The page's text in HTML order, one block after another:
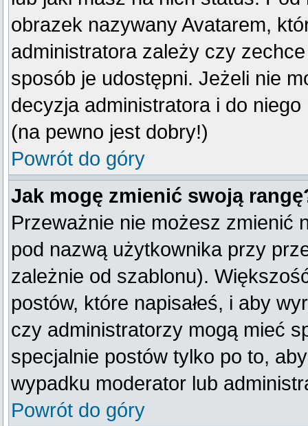
obrazek nazywany Avatarem,
administratora zależy czy
sposób je udostępni. Jeżeli nie
decyzja administratora i do
(na pewno jest dobry!)
Powrót do góry
Jak mogę zmienić swoją
Przeważnie nie możesz zmienić
pod nazwą użytkownika przy
zależnie od szablonu).
postów, które napisałeś, i aby
czy administratorzy mogą mieć
specjalnie postów tylko po to,
wypadku moderator lub
Powrót do góry